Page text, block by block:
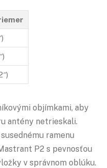
objímkami, aby
antény netrieskali.
ramenu
P2 s pevnosťou
v správnom oblúku.